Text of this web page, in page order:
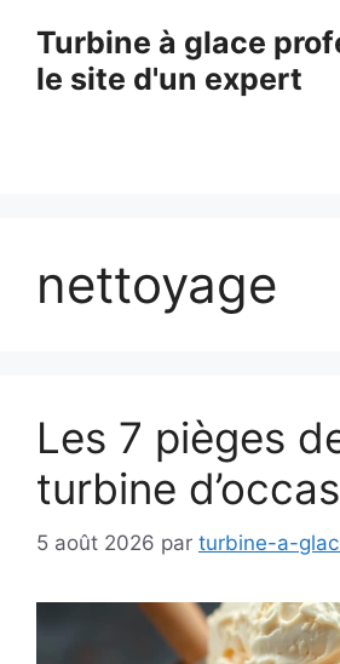
contenu
Turbine à glace
le site d'un expert
nettoyage
Les 7 pièges
turbine
5 août 2026 par turbine-a-